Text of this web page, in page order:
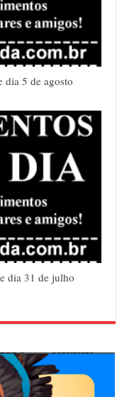
dia 5 de agosto
dia 31 de julho